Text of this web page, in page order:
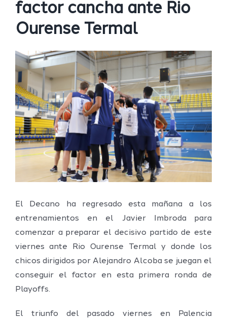
factor cancha ante Rio
Ourense Termal
Ver
imagen
más
grande
El Decano ha regresado esta mañana a los
entrenamientos en el Javier Imbroda para
comenzar a preparar el decisivo partido de este
viernes ante Rio Ourense Termal y donde los
chicos dirigidos por Alejandro Alcoba se juegan el
conseguir el factor en esta primera ronda de
Playoffs.
El triunfo del pasado viernes en Palencia